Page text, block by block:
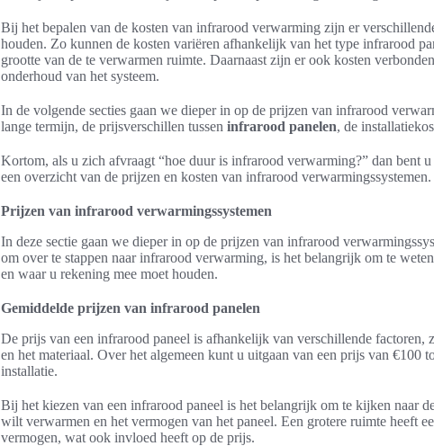
Bij het bepalen van de kosten van infrarood verwarming zijn er
houden. Zo kunnen de kosten variëren afhankelijk van het type infrarood
grootte van de te verwarmen ruimte. Daarnaast zijn er ook kosten
onderhoud van het systeem.
In de volgende secties gaan we dieper in op de prijzen van infrarood
lange termijn, de prijsverschillen tussen infrarood panelen, de
Kortom, als u zich afvraagt “hoe duur is infrarood verwarming?” dan bent
een overzicht van de prijzen en kosten van infrarood verwarmingssystemen.
Prijzen van infrarood verwarmingssystemen
In deze sectie gaan we dieper in op de prijzen van infrarood
om over te stappen naar infrarood verwarming, is het belangrijk om te
en waar u rekening mee moet houden.
Gemiddelde prijzen van infrarood panelen
De prijs van een infrarood paneel is afhankelijk van verschillende factoren,
en het materiaal. Over het algemeen kunt u uitgaan van een prijs van €100
installatie.
Bij het kiezen van een infrarood paneel is het belangrijk om te kijken naar
wilt verwarmen en het vermogen van het paneel. Een grotere ruimte heeft
vermogen, wat ook invloed heeft op de prijs.